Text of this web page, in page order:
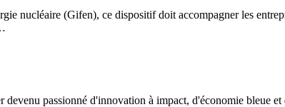
nucléaire (Gifen), ce dispositif doit accompagner les
passionné d'innovation à impact, d'économie bleue et